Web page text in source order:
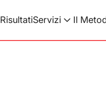
RisultatiServizi Il